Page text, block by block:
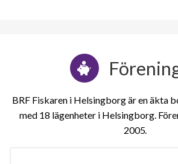
BRF Fiskaren i Helsingborg är en äkta
med 18 lägenheter i Helsingborg.
2005